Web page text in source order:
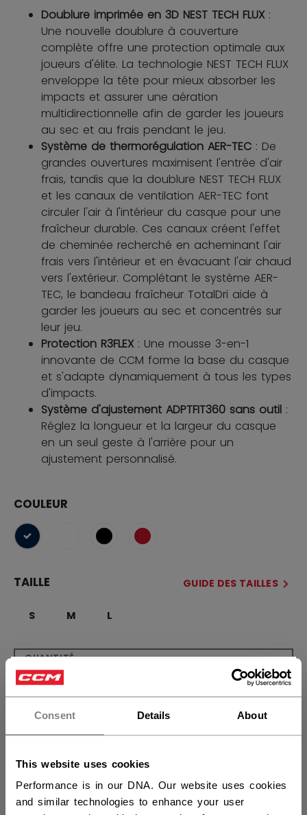
Consent Details About
This website uses cookies
Performance is in our DNA. Our website uses cookies
and similar technologies to enhance your user
Vous souhaitez expédier des
produits aux États-Unis ?
Doublure imprimée en 3D NEST TECH FLUX:
Une nouvelle doublure à couverture
complète offre une protection optimale aux
joueurs d'élite. La technologie NEST TECH FLUX
enveloppe la tête pour mieux absorber les
impacts et assurer une aération
multidirectionnelle afin de garder les joueurs
au sec et au frais pendant le jeu.
Système de thermorégulation AER-TEC : De
grandes ouvertures maximisent l'entrée d'air
frais, tandis que la doublure NEST TECH FLUX
et les canaux de ventilation AER-TEC font
circuler l'air à l'intérieur du casque pour une
fraîcheur durable. Ces canaux créent l'effet
de cheminée recherché en acheminant l'air
frais vers l'intérieur et en évacuant l'air chaud
vers l'extérieur. Complétant le système AER-
TEC, le bandeau fraîcheur TotalDri aide à
garder les joueurs au sec et concentrés sur
leur jeu.
Protection R3FLEX: Une mousse 3-en-1
innovante de CCM forme la base du casque
et s'adapte dynamiquement à tous les types
d'impacts.
Système d'ajustement ADPTFIT360 sans outil :
Réglez la longueur et la largeur du casque
en un seul geste à l'arrière pour un
ajustement personnalisé.
COULEUR
sélectionné
TAILLE GUIDE DES TAILLES
S M L
QUANTITÉ
AJOUTER AU SAC
Politique de livraison Retours gratuits